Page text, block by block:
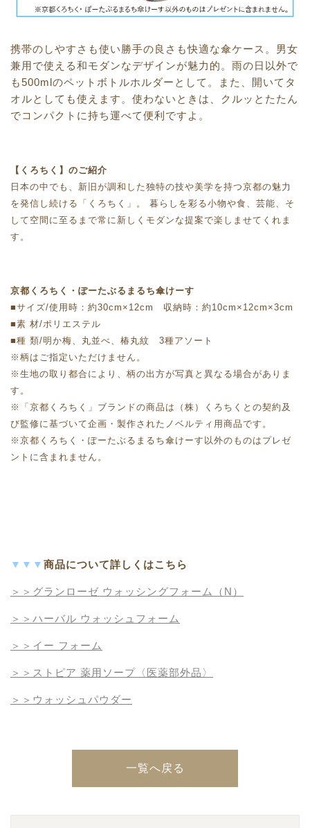
携帯のしやすさも使い勝手の良さも快適な傘ケース。男女
兼用で使える和モダンなデザインが魅力的。雨の日以外で
も500mlのペットボトルホルダーとして。また、開いてタ
オルとしても使えます。使わないときは、クルッとたたん
でコンパクトに持ち運べて便利ですよ。
【くろちく】のご紹介
日本の中でも、新旧が調和した独特の技や美学を持つ京都の魅力
を発信し続ける「くろちく」。 暮らしを彩る小物や食、芸能、そ
して空間に至るまで常に新しくモダンな提案で楽しませてくれま
す。
京都くろちく・ぽーたぶるまるち傘けーす
■サイズ/使用時：約30cm×12cm 収納時：約10cm×12cm×3cm
■素 材/ポリエステル
■種 類/明か梅、丸並べ、椿丸紋 3種アソート
※柄はご指定いただけません。
※生地の取り都合により、柄の出方が写真と異なる場合がありま
す。
※「京都くろちく」ブランドの商品は（株）くろちくとの契約及
び監修に基づいて企画・製作されたノベルティ用商品です。
※京都くろちく・ぽーたぶるまるち傘けーす以外のものはプレゼ
ントに含まれません。
▼▼▼ 商品について詳しくはこちら
＞＞グランローゼ ウォッシングフォーム（N）
＞＞ハーバル ウォッシュフォーム
＞＞イー フォーム
＞＞ストピア 薬用ソープ〈医薬部外品〉
＞＞ウォッシュパウダー
一覧へ戻る